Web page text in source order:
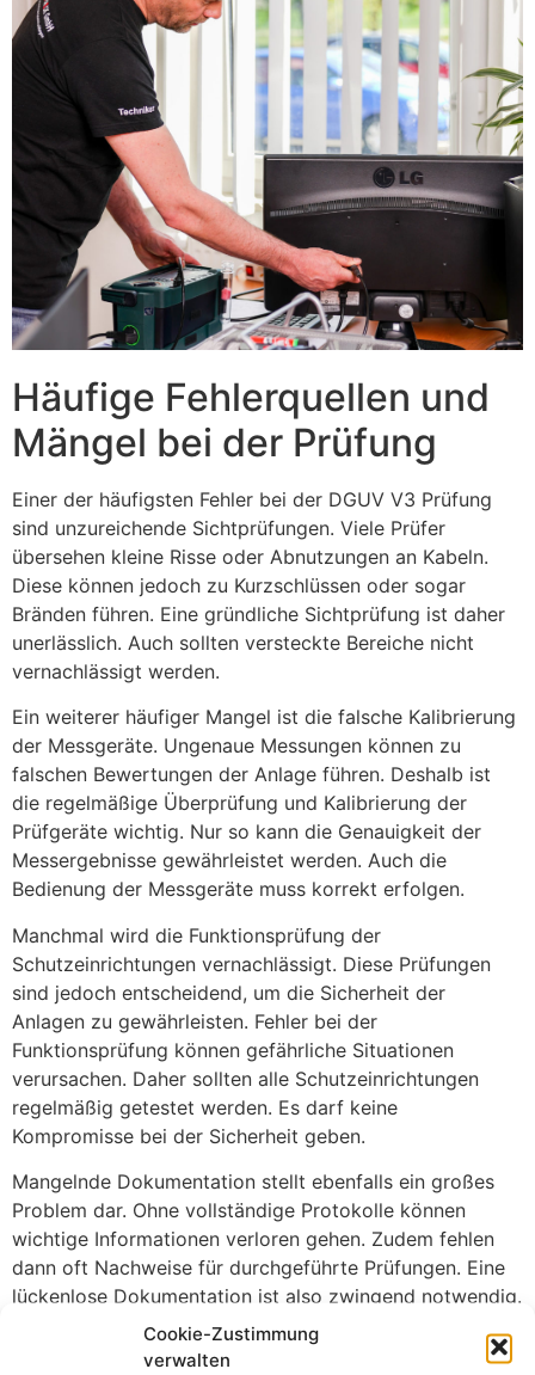
Cookie-Zustimmung
verwalten
Häufige Fehlerquellen und
Mängel bei der Prüfung
Einer der häufigsten Fehler bei der DGUV V3 Prüfung
sind unzureichende Sichtprüfungen. Viele Prüfer
übersehen kleine Risse oder Abnutzungen an Kabeln.
Diese können jedoch zu Kurzschlüssen oder sogar
Bränden führen. Eine gründliche Sichtprüfung ist daher
unerlässlich. Auch sollten versteckte Bereiche nicht
vernachlässigt werden.
Ein weiterer häufiger Mangel ist die falsche Kalibrierung
der Messgeräte. Ungenaue Messungen können zu
falschen Bewertungen der Anlage führen. Deshalb ist
die regelmäßige Überprüfung und Kalibrierung der
Prüfgeräte wichtig. Nur so kann die Genauigkeit der
Messergebnisse gewährleistet werden. Auch die
Bedienung der Messgeräte muss korrekt erfolgen.
Manchmal wird die Funktionsprüfung der
Schutzeinrichtungen vernachlässigt. Diese Prüfungen
sind jedoch entscheidend, um die Sicherheit der
Anlagen zu gewährleisten. Fehler bei der
Funktionsprüfung können gefährliche Situationen
verursachen. Daher sollten alle Schutzeinrichtungen
regelmäßig getestet werden. Es darf keine
Kompromisse bei der Sicherheit geben.
Mangelnde Dokumentation stellt ebenfalls ein großes
Problem dar. Ohne vollständige Protokolle können
wichtige Informationen verloren gehen. Zudem fehlen
dann oft Nachweise für durchgeführte Prüfungen. Eine
lückenlose Dokumentation ist also zwingend notwendig.
Diese unterstützt außerdem bei zukünftigen Prüfungen
und Reparaturen.